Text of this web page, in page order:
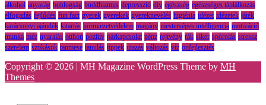
alkohol anyaság boldogság buddhizmus depresszió diy egészség egészséges táplálkozás
elfogadás fejlődés fun fact gyerek gyerekek gyereknevelés higiénia idézet idézetek játék
karácsonyi ajándék kitartás környezetvédelem magány mesterséges intelligencia motiváció
munka méz nyaralás otthon pozitív párkapcsolat pénz rejtvény rák siker spórolás stressz
szerelem szokások tanmese tanulás tippek utazás változás víz önfejlesztés
Copyright © 2026 | MH Magazine WordPress Theme by MH
Themes